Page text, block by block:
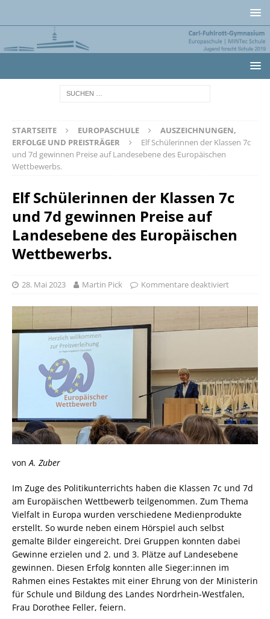
STARTSEITE EUROPASCHULE
AUSZEICHNUNGEN,
ERFOLGE UND PREISTRÄGER
Elf Schülerinnen der Klassen 7c
und 7d gewinnen Preise auf Landesebene des Europäischen
Wettbewerbs.
Elf Schülerinnen der Klassen 7c
und 7d gewinnen Preise auf
Landesebene des Europäischen
Wettbewerbs.
28. Mai 2023 Martin Pick Kommentare deaktiviert
vonA. Zuber
Im Zuge des Politikunterrichts haben die Klassen 7c und 7d
am Europäischen Wettbewerb teilgenommen. Zum Thema
Vielfalt in Europa wurden verschiedene Medienprodukte
erstellt. So wurde neben einem Hörspiel auch selbst
gemalte Bilder eingereicht. Drei Gruppen konnten dabei
Gewinne erzielen und 2. und 3. Plätze auf Landesebene
gewinnen. Diesen Erfolg konnten alle Sieger:innen im
Rahmen eines Festaktes mit einer Ehrung von der Ministerin
für Schule und Bildung des Landes Nordrhein-Westfalen,
Frau Dorothee Feller, feiern.